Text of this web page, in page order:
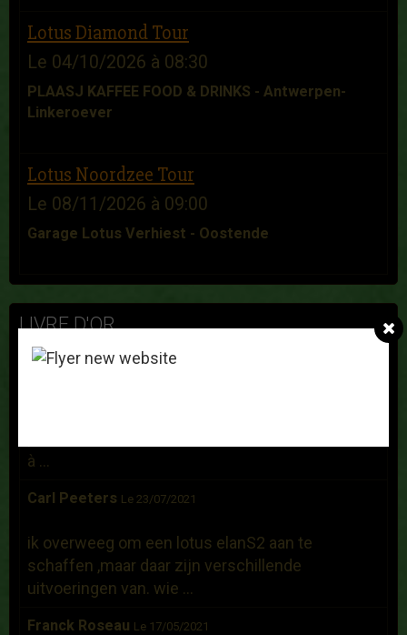
Lotus Diamond Tour
Le 04/10/2026 à 08:30
PLAASJ KAFFEE FOOD & DRINKS - Antwerpen-
Linkeroever
Lotus Noordzee Tour
Le 08/11/2026 à 09:00
Garage Lotus Verhiest - Oostende
LIVRE D'OR
Franz Nys
à ...
Carl Peeters Le 23/07/2021
ik overweeg om een lotus elanS2 aan te
schaffen ,maar daar zijn verschillende
uitvoeringen van. wie ...
Franck Roseau Le 17/05/2021